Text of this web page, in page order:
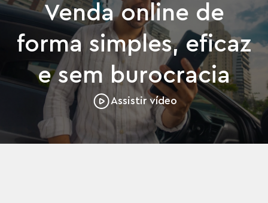
Venda online de
forma simples, eficaz
e sem burocracia
Assistir vídeo